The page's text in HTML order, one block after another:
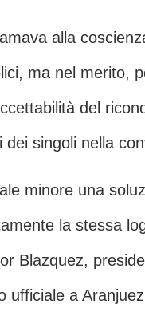
alla
ma nel merito,
del
singoli nella
minore una
la stessa
Blazquez,
ufficiale a